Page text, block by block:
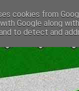
cookies from
Google along
to detect and